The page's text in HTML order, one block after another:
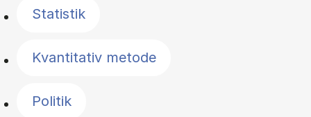
Statistik
Kvantitativ metode
Politik